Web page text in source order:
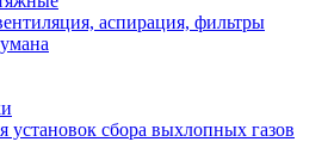
аспирация, фильтры
установок сбора выхлопных газов